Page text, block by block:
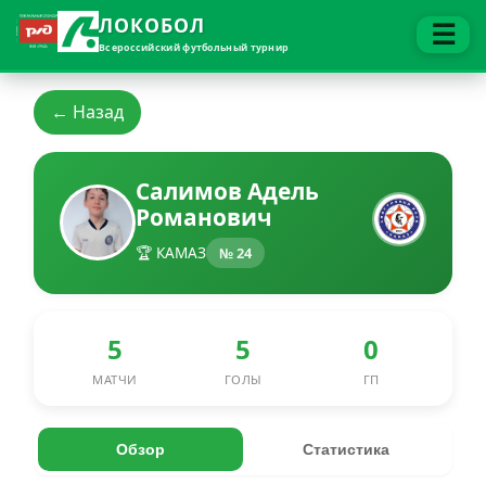
ЛОКОБОЛ
Всероссийский футбольный турнир ☰
← Назад
Салимов Адель
Романович
🏆 КАМАЗ № 24
5
МАТЧИ
5
ГОЛЫ
0
ГП
Обзор Статистика